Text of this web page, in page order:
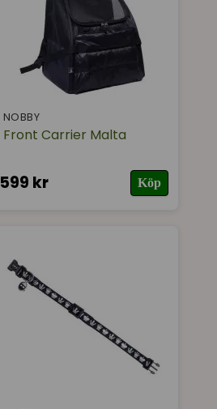
NOBBY
Front Carrier Malta
599 kr Köp